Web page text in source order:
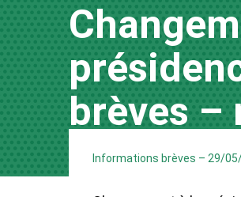
brèves –
Informations brèves – 29/